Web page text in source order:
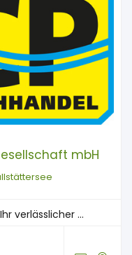
mbH
verlässlicher ...